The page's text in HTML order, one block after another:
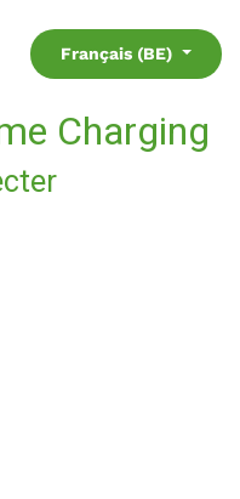
Français (BE)
Charging